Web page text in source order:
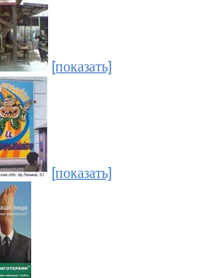
[показать]
[показать]